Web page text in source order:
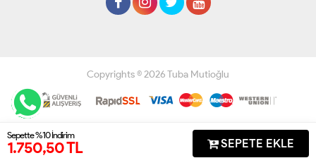
Sepette %10 İndirim
1.750,50 TL SEPETE EKLE
Copyrights © 2026 Tuba Mutioğlu
Geliştir - powered by innovation
Anasayfa Üye Girişi Sipariş Takibi İletişim